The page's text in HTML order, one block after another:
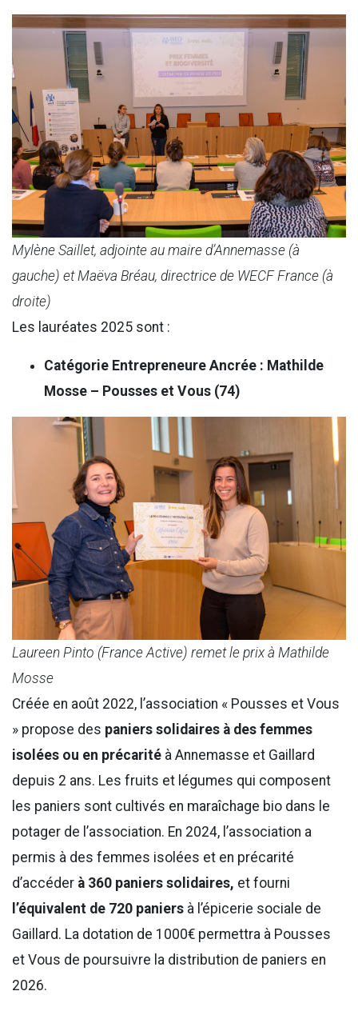
Mylène Saillet, adjointe au maire d’Annemasse (à
gauche) et Maëva Bréau, directrice de WECF France (à
droite)
Les lauréates 2025 sont :
Catégorie Entrepreneure Ancrée : Mathilde
Mosse – Pousses et Vous (74)
Laureen Pinto (France Active) remet le prix à Mathilde
Mosse
Créée en août 2022, l’association « Pousses et Vous
» propose des paniers solidaires à des femmes
isolées ou en précarité à Annemasse et Gaillard
depuis 2 ans. Les fruits et légumes qui composent
les paniers sont cultivés en maraîchage bio dans le
potager de l’association. En 2024, l’association a
permis à des femmes isolées et en précarité
d’accéder à 360 paniers solidaires, et fourni
l’équivalent de 720 paniers à l’épicerie sociale de
Gaillard. La dotation de 1000€ permettra à Pousses
et Vous de poursuivre la distribution de paniers en
2026.